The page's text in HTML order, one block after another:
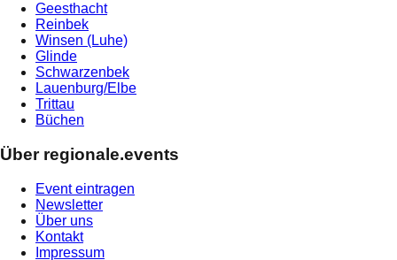
Geesthacht
Reinbek
Winsen (Luhe)
Glinde
Schwarzenbek
Lauenburg/Elbe
Trittau
Büchen
Über regionale.events
Event eintragen
Newsletter
Über uns
Kontakt
Impressum